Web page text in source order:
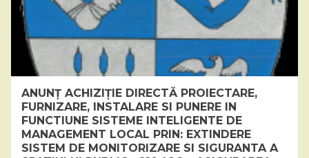
ANUNȚ ACHIZIȚIE DIRECTĂ PROIECTARE,
FURNIZARE, INSTALARE SI PUNERE IN
FUNCTIUNE SISTEME INTELIGENTE DE
MANAGEMENT LOCAL PRIN: EXTINDERE
SISTEM DE MONITORIZARE SI SIGURANTA A